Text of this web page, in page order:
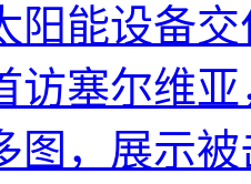
阳能设备
访塞尔维
图，展示